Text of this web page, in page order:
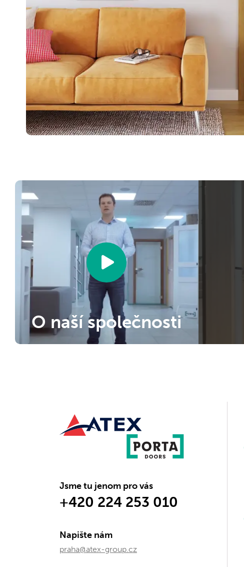
O naší společnosti
Jsme tu jenom pro vás
+420 224 253 010
Napište nám
praha@atex-group.cz